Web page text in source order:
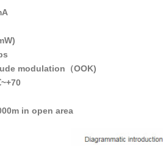
(Output power：26dBm (400mW
(Modulation Method：Amplitude modulation（OOK
in open area